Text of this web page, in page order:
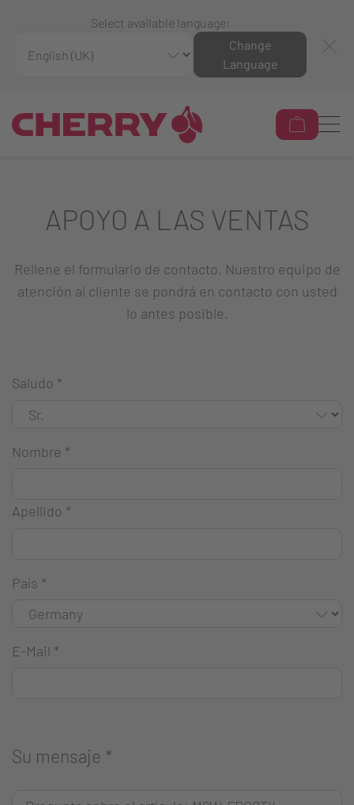
Select available language:
Change
Language
APOYO A LAS VENTAS
Rellene el formulario de contacto. Nuestro equipo de
atención al cliente se pondrá en contacto con usted
lo antes posible.
Saludo *
Nombre *
Apellido *
País *
E-Mail *
Su mensaje *